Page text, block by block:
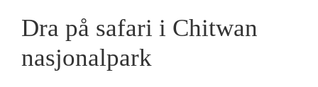
Dra på safari i Chitwan
nasjonalpark